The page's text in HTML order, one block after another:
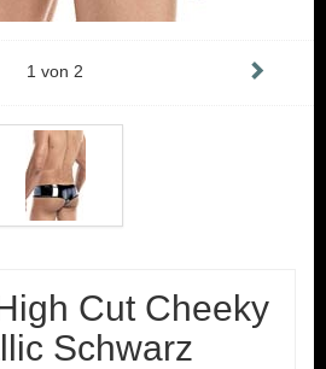
1 von 2
Cut Cheeky
Schwarz